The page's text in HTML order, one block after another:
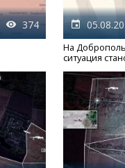
374
На
ситуация